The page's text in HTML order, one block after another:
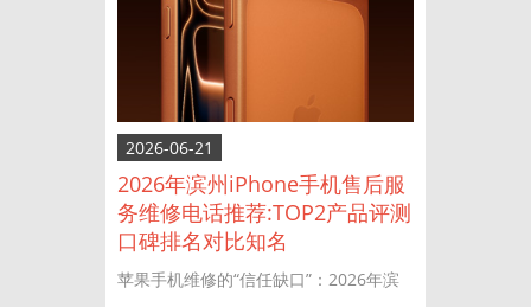
2026-06-21
2026年滨州iPhone手机售后服
务维修电话推荐:TOP2产品评测
口碑排名对比知名
苹果手机维修的“信任缺口”：2026年滨